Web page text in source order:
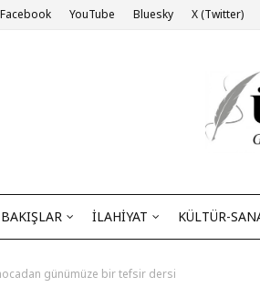
Facebook YouTube Bluesky X (Twitter)
İLAHİYAT KÜLTÜR-
günümüze bir tefsir dersi